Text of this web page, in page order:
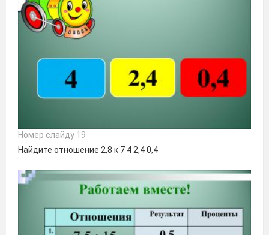
Номер слайду 19
Найдите отношение 2,8 к 7 4 2,4 0,4